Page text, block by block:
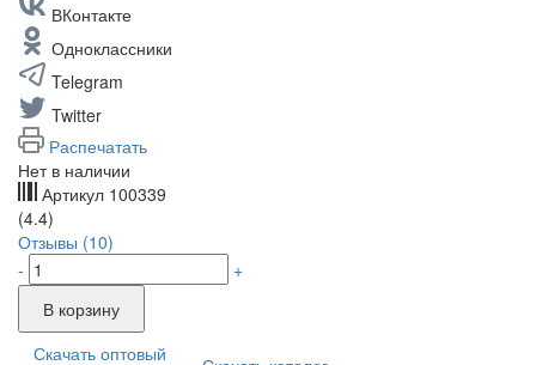
ВКонтакте
Одноклассники
Telegram
Twitter
Распечатать
Нет в наличии
Артикул 100339
(4.4)
Отзывы (10)
-
+
В корзину
Скачать оптовый